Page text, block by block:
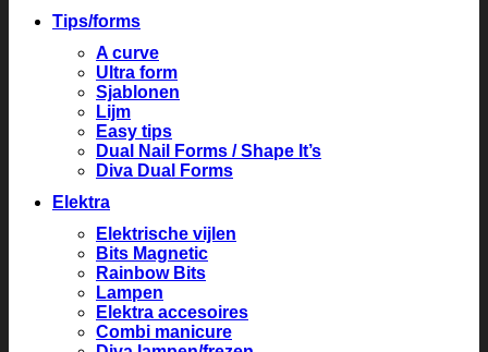
Tips/forms
A curve
Ultra form
Sjablonen
Lijm
Easy tips
Dual Nail Forms / Shape It’s
Diva Dual Forms
Elektra
Elektrische vijlen
Bits Magnetic
Rainbow Bits
Lampen
Elektra accesoires
Combi manicure